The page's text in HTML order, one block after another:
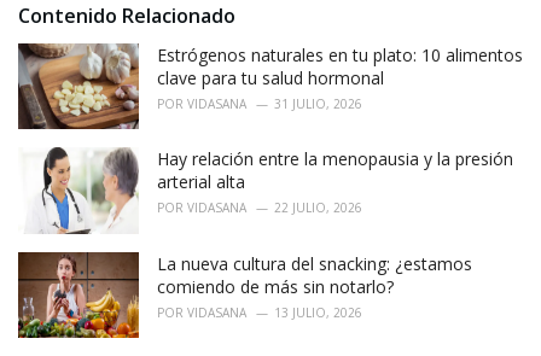
Contenido Relacionado
Estrógenos naturales en tu plato: 10 alimentos
clave para tu salud hormonal
POR VIDASANA 31 JULIO, 2026
Hay relación entre la menopausia y la presión
arterial alta
POR VIDASANA 22 JULIO, 2026
La nueva cultura del snacking: ¿estamos
comiendo de más sin notarlo?
POR VIDASANA 13 JULIO, 2026